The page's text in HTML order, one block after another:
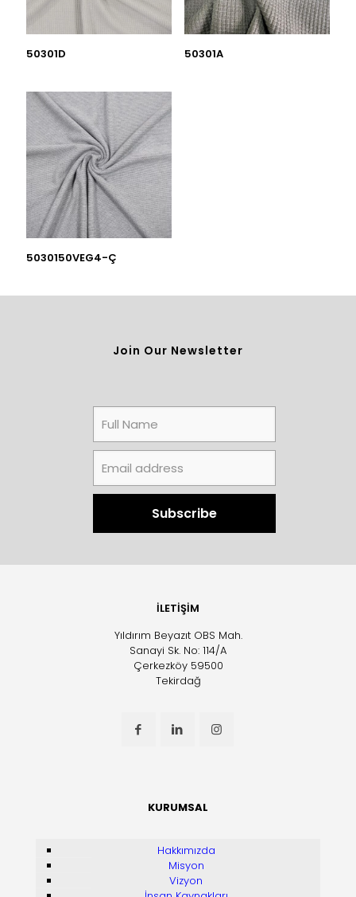
50301D 50301A
5030150VEG4-Ç
Join Our Newsletter
İLETİŞİM
Yıldırım Beyazıt OBS Mah.
Sanayi Sk. No: 114/A
Çerkezköy 59500
Tekirdağ
KURUMSAL
Hakkımızda
Misyon
Vizyon